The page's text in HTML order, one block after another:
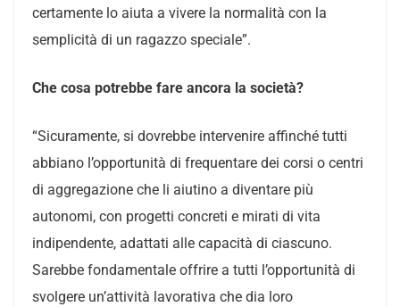
certamente lo aiuta a vivere la normalità con la
semplicità di un ragazzo speciale”.
Che cosa potrebbe fare ancora la società?
“Sicuramente, si dovrebbe intervenire affinché tutti
abbiano l’opportunità di frequentare dei corsi o centri
di aggregazione che li aiutino a diventare più
autonomi, con progetti concreti e mirati di vita
indipendente, adattati alle capacità di ciascuno.
Sarebbe fondamentale offrire a tutti l’opportunità di
svolgere un’attività lavorativa che dia loro